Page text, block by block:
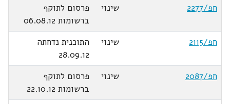
חפ/2277
שינוי
פרסום לתוקף
ברשומות 06.08.12
חפ/2115
שינוי
התוכנית נדחתה
28.09.12
חפ/2087
שינוי
פרסום לתוקף
ברשומות 22.10.12